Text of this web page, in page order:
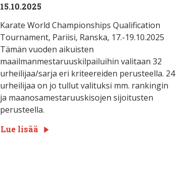
15.10.2025
Karate World Championships Qualification
Tournament, Pariisi, Ranska, 17.-19.10.2025
Tämän vuoden aikuisten
maailmanmestaruuskilpailuihin valitaan 32
urheilijaa/sarja eri kriteereiden perusteella. 24
urheilijaa on jo tullut valituksi mm. rankingin
ja maanosamestaruuskisojen sijoitusten
perusteella.
Lue lisää